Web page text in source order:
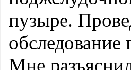
пузыре.
обследование
Мне